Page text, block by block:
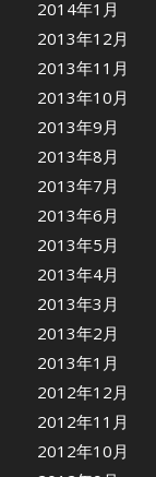
2014年1月
2013年12月
2013年11月
2013年10月
2013年9月
2013年8月
2013年7月
2013年6月
2013年5月
2013年4月
2013年3月
2013年2月
2013年1月
2012年12月
2012年11月
2012年10月